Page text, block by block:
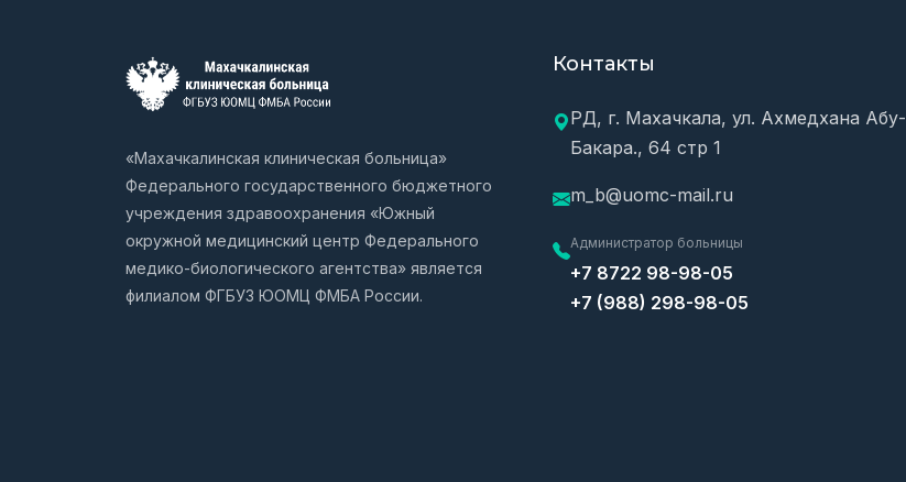
«Махачкалинская клиническая больница»
Федерального государственного бюджетного
учреждения здравоохранения «Южный
окружной медицинский центр Федерального
медико-биологического агентства» является
филиалом ФГБУЗ ЮОМЦ ФМБА России.
Контакты
РД, г. Махачкала, ул. Ахмедхана Абу-
Бакара., 64 стр 1
m_b@uomc-mail.ru
Администратор больницы
+7 8722 98-98-05
+7 (988) 298-98-05